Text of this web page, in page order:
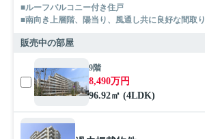
■ルーフバルコニー付き住戸
■南向き上層階、陽当り、風通し共に良好な間取り
販売中の部屋
9階
8,490万円
96.92㎡ (4LDK)